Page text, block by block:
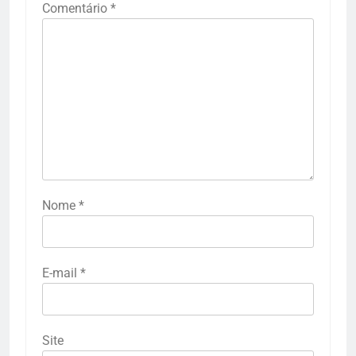
Comentário *
Nome *
E-mail *
Site